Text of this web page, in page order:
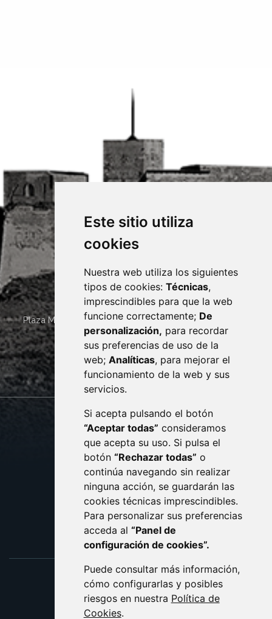
Este sitio utiliza
cookies
Nuestra web utiliza los siguientes
tipos de cookies: Técnicas,
imprescindibles para que la web
funcione correctamente; De
personalización, para recordar
sus preferencias de uso de la
web; Analíticas, para mejorar el
funcionamiento de la web y sus
servicios.
Si acepta pulsando el botón
“Aceptar todas” consideramos
que acepta su uso. Si pulsa el
botón “Rechazar todas” o
continúa navegando sin realizar
ninguna acción, se guardarán las
cookies técnicas imprescindibles.
Para personalizar sus preferencias
acceda al “Panel de
configuración de cookies”.
Puede consultar más información,
cómo configurarlas y posibles
riesgos en nuestra Política de
Cookies.
Plaza Mayor 4 22400 MONZÓN - ARAGÓN (ESPAÑA)
· (34) 974 400 700 ·
sac@monzon.es
monzon.es
CONTACTO
AVISO LEGAL
PROTECCIÓN DE DATOS
POLÍTICA DE COOKIES
ACCESIBILIDAD
ENLACE EXTERNO AL